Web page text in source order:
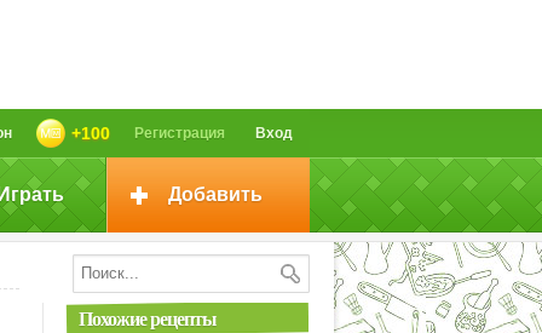
Вход
Регистрация
+100
Добавить
Похожие рецепты